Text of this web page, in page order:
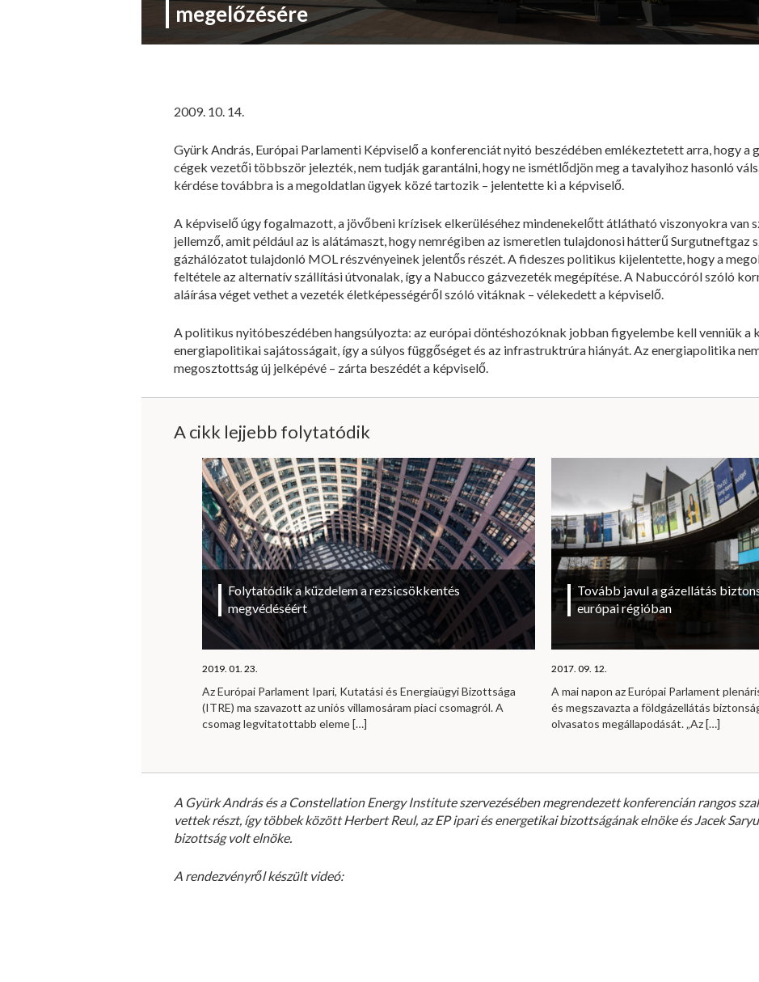
megelőzésére
2009. 10. 14.
Gyürk András, Európai Parlamenti Képviselő a konferenciát nyitó beszédében emlékeztetett arra, hogy a
cégek vezetői többször jelezték, nem tudják garantálni, hogy ne ismétlődjön meg a tavalyihoz hasonló
kérdése továbbra is a megoldatlan ügyek közé tartozik – jelentette ki a képviselő.
A képviselő úgy fogalmazott, a jövőbeni krízisek elkerüléséhez mindenekelőtt átlátható viszonyokra van
jellemző, amit például az is alátámaszt, hogy nemrégiben az ismeretlen tulajdonosi hátterű Surgutneftgaz
gázhálózatot tulajdonló MOL részvényeinek jelentős részét. A fideszes politikus kijelentette, hogy a
feltétele az alternatív szállítási útvonalak, így a Nabucco gázvezeték megépítése. A Nabuccóról szóló
aláírása véget vethet a vezeték életképességéről szóló vitáknak – vélekedett a képviselő.
A politikus nyitóbeszédében hangsúlyozta: az európai döntéshozóknak jobban figyelembe kell venniük a
energiapolitikai sajátosságait, így a súlyos függőséget és az infrastruktrúra hiányát. Az energiapolitika
megosztottság új jelképévé – zárta beszédét a képviselő.
A cikk lejjebb folytatódik
Folytatódik a küzdelem a rezsicsökkentés
megvédéséért
2019. 01. 23.
Az Európai Parlament Ipari, Kutatási és Energiaügyi Bizottsága
(ITRE) ma szavazott az uniós villamosáram piaci csomagról. A
csomag legvitatottabb eleme[…]
Tovább javul a gázellátás
európai régióban
2017. 09. 12.
A mai napon az Európai Parlament
és megszavazta a földgázellátás
olvasatos megállapodását. „Az[…]
A Gyürk András és a Constellation Energy Institute szervezésében megrendezett konferencián rangos
vettek részt, így többek között Herbert Reul, az EP ipari és energetikai bizottságának elnöke és Jacek
bizottság volt elnöke.
A rendezvényről készült videó: